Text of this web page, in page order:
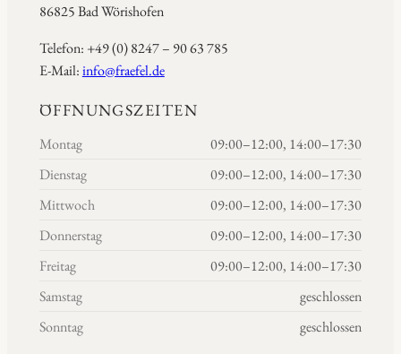
86825 Bad Wörishofen
Telefon: +49 (0) 8247 – 90 63 785
E-Mail:info@fraefel.de
ÖFFNUNGSZEITEN
Montag
09:00–12:00, 14:00–17:30
Dienstag
09:00–12:00, 14:00–17:30
Mittwoch
09:00–12:00, 14:00–17:30
Donnerstag
09:00–12:00, 14:00–17:30
Freitag
09:00–12:00, 14:00–17:30
Samstag
geschlossen
Sonntag
geschlossen